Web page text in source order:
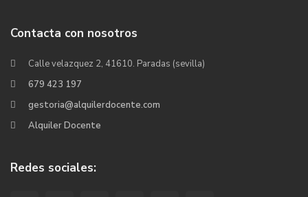
Contacta con nosotros
Calle velazquez 2, 41610. Paradas (sevilla)
679 423 197
gestoria@alquilerdocente.com
Alquiler Docente
Redes sociales: